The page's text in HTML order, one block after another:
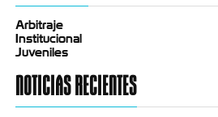
Arbitraje
Institucional
Juveniles
NOTICIAS RECIENTES